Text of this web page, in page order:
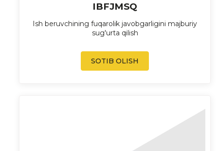
IBFJMSQ
Ish beruvchining fuqarolik javobgarligini majburiy
sug'urta qilish
SOTIB OLISH